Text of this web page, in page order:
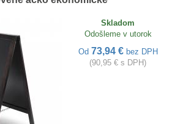
Skladom
Odošleme v utorok
Od 73,94 € bez DPH
(90,95 € s DPH)